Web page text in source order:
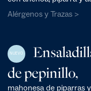
Alérgenos y Trazas >
NUEVO
de pepinillo,
mahonesa de piparras